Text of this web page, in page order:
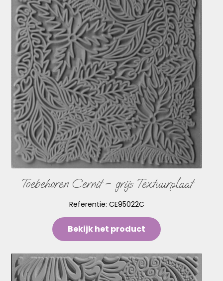
Toebehoren Cernit – grijs Textuurplaat
Referentie: CE95022C
Bekijk het product